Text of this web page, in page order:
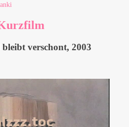
verschont, 2003